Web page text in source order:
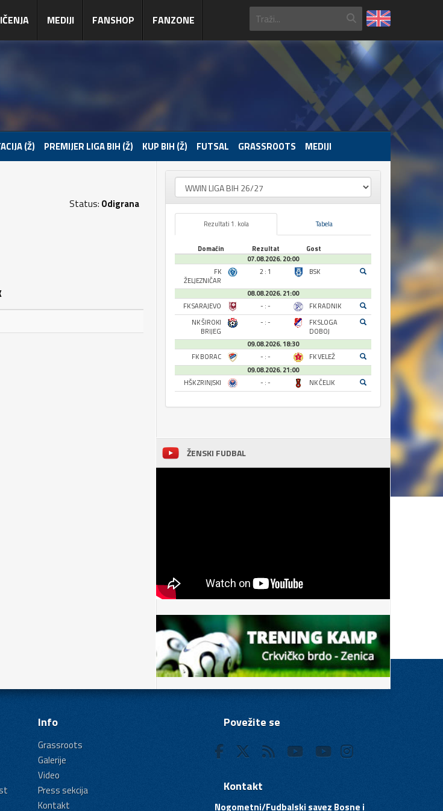
MEDIJI FANSHOP FANZONE
(Ž) PREMIJER LIGA BIH (Ž) KUP BIH (Ž) FUTSAL GRASSROOTS MEDIJI
Status: Odigrana
Rezultati 1. kola Tabela
Domaćin Rezultat
Gost
07.08.2026. 20:00
FK
ŽELJEZNIČAR
2 : 1 BSK
08.08.2026. 21:00
FK SARAJEVO
- : -
FK RADNIK
NK ŠIROKI
BRIJEG
- : -
FK SLOGA
DOBOJ
09.08.2026. 18:30
FK BORAC
- : -
FK VELEŽ
09.08.2026. 21:00
HŠK ZRINJSKI
- : - NK ČELIK
ŽENSKI FUDBAL
Info
Grassroots
Galerije
Video
Press sekcija
Kontakt
Povežite se
Kontakt
Nogometni/Fudbalski savez Bosne i